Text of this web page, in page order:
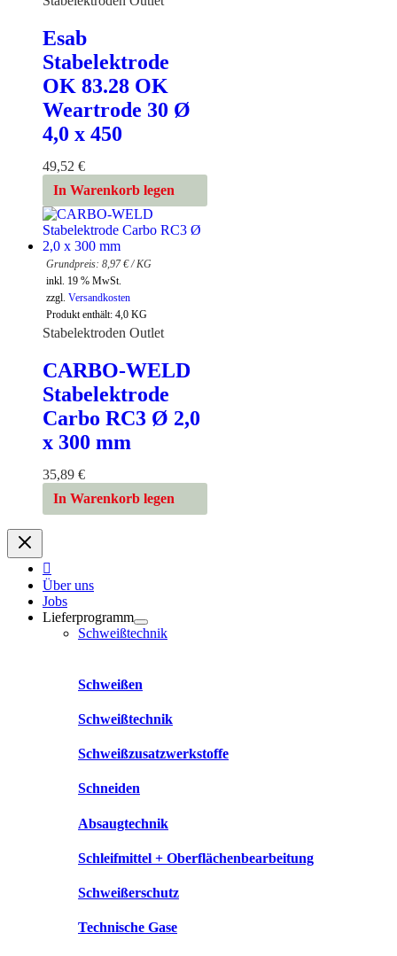
Esab
Stabelektrode
OK 83.28 OK
Weartrode 30 Ø
4,0 x 450
49,52 €
In Warenkorb legen
8,97€/KG
inkl. 19 % MwSt.
zzgl. Versandkosten
Produkt enthält: 4,0 KG
Stabelektroden Outlet
CARBO-WELD
Stabelektrode
Carbo RC3 Ø 2,0
x 300 mm
35,89 €
In Warenkorb legen
Über uns
Jobs
Lieferprogramm
Schweißtechnik
Schweißen
Schweißtechnik
Schweißzusatzwerkstoffe
Schneiden
Absaugtechnik
Schleifmittel + Oberflächenbearbeitung
Schweißerschutz
Technische Gase